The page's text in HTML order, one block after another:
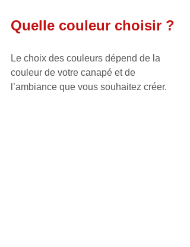
Quelle couleur choisir ?
Le choix des couleurs dépend de la
couleur de votre canapé et de
l’ambiance que vous souhaitez créer.